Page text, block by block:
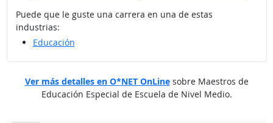
Puede que le guste una carrera en una de estas
industrias:
Educación
Ver más detalles en O*NET OnLinesobre Maestros de
Educación Especial de Escuela de Nivel Medio.